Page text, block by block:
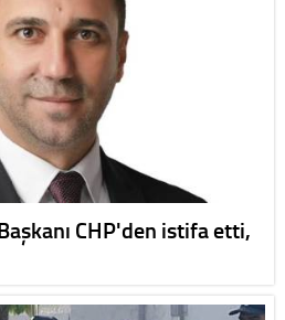
CHP'den istifa etti,